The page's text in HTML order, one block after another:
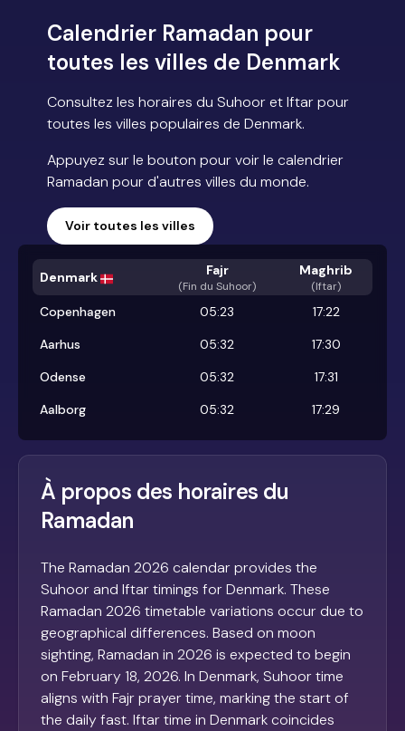
Calendrier Ramadan pour
toutes les villes de Denmark
Consultez les horaires du Suhoor et Iftar pour
toutes les villes populaires de Denmark.
Appuyez sur le bouton pour voir le calendrier
Ramadan pour d'autres villes du monde.
Voir toutes les villes
Denmark Fajr
(Fin du Suhoor)
Maghrib
(Iftar)
Copenhagen 05:23
17:22
Aarhus
05:32
17:30
Odense
05:32
17:31
Aalborg
05:32 17:29
À propos des horaires du
Ramadan
The Ramadan 2026 calendar provides the
Suhoor and Iftar timings for Denmark. These
Ramadan 2026 timetable variations occur due to
geographical differences. Based on moon
sighting, Ramadan in 2026 is expected to begin
on February 18, 2026. In Denmark, Suhoor time
aligns with Fajr prayer time, marking the start of
the daily fast. Iftar time in Denmark coincides